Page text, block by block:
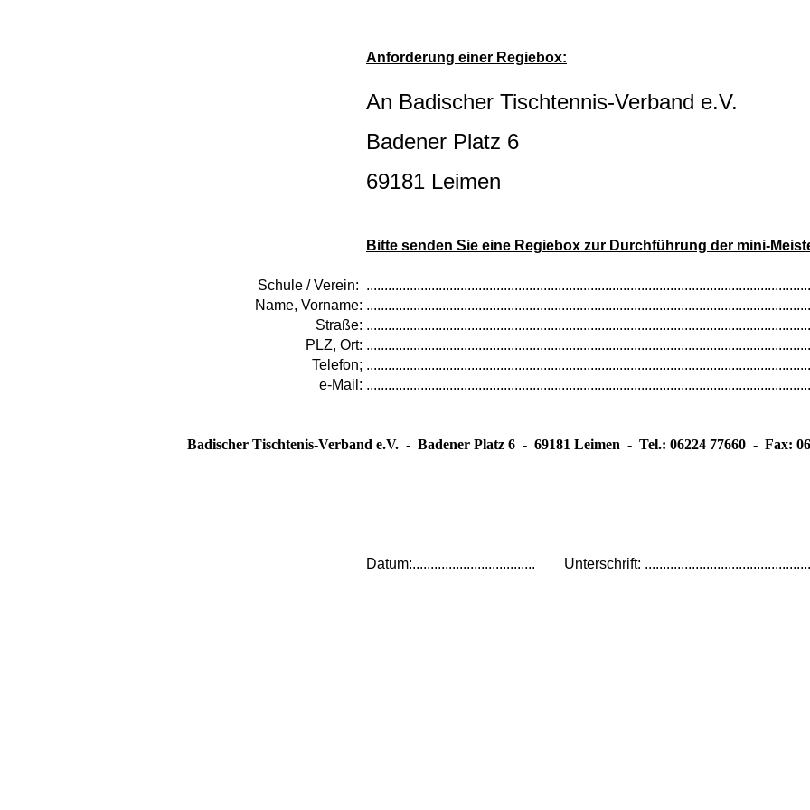
Anforderung einer Regiebox:
An Badischer Tischtennis-Verband e.V.
Badener Platz 6
69181 Leimen
Bitte senden Sie eine Regiebox zur Durchführung der mini-
Schule / Verein:
Name, Vorname:
Straße:
PLZ, Ort:
Telefon;
e-Mail:
Badischer Tischtenis-Verband e.V. - Badener Platz 6 - 69181 Leimen - Tel.: 06224 77660 - Fax:
Datum:.................................. Unterschrift: